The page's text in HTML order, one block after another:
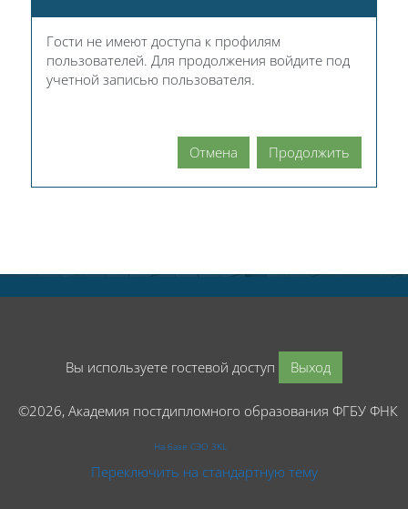
Гости не имеют доступа к профилям
пользователей. Для продолжения войдите под
учетной записью пользователя.
Отмена Продолжить
Вы используете гостевой доступ Выход
©2026, Академия постдипломного образования ФГБУ
На базе СЭО 3KL
Переключить на стандартную тему